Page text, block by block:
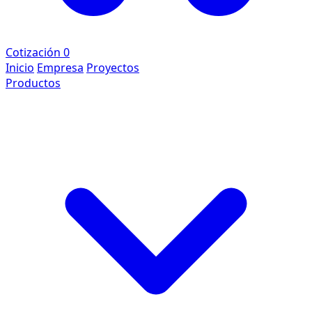
Cotización 0
Inicio Empresa Proyectos
Productos